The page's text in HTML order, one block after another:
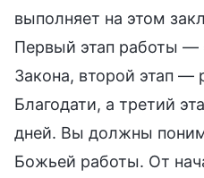
выполняет на этом
Первый этап работы —
Закона, второй этап —
Благодати, а третий
дней. Вы должны
Божьей работы. От